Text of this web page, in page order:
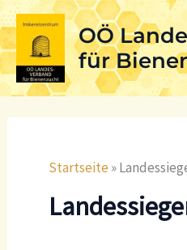
Skip
to
content
OÖ
für
Startseite »